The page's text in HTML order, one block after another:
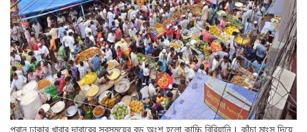
পুরান ঢাকার খাবার দাবারের সবসময়ের বড় অংশ হলো কাচ্চি বিরিয়ানি। কাঁচা মাংস দিয়ে